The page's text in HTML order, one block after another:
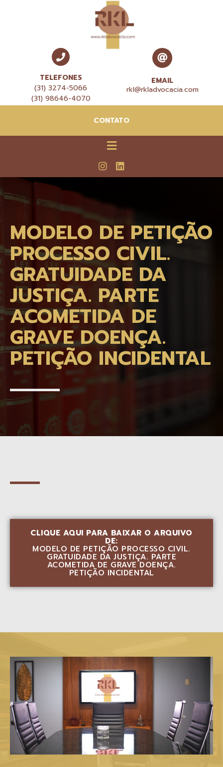
TELEFONES
(31) 3274-5066
(31) 98646-4070
EMAIL
rkl@rkladvocacia.com
CONTATO
MODELO DE PETIÇÃO
PROCESSO CIVIL.
GRATUIDADE DA
JUSTIÇA. PARTE
ACOMETIDA DE
GRAVE DOENÇA.
PETIÇÃO INCIDENTAL
CLIQUE AQUI PARA BAIXAR O ARQUIVO
DE:
MODELO DE PETIÇÃO PROCESSO CIVIL.
GRATUIDADE DA JUSTIÇA. PARTE
ACOMETIDA DE GRAVE DOENÇA.
PETIÇÃO INCIDENTAL